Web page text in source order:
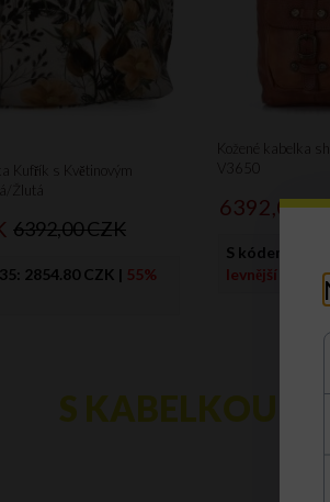
Kufřík s Květinovým
Žlutá
6392,00 CZK
2854.80 CZK | 55%
Kožené kabelka
6392, 00
S kódem
levnější
S KABELKOU